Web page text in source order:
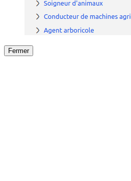
Fermer